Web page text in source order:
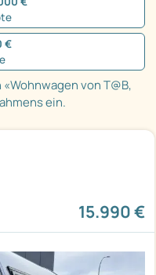
€
von T@B,
ein.
15.990 €